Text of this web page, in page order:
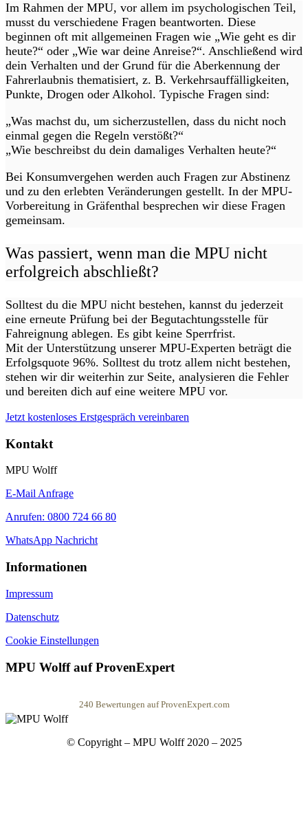
Im Rahmen der MPU, vor allem im psychologischen Teil,
musst du verschiedene Fragen beantworten. Diese
beginnen oft mit allgemeinen Fragen wie „Wie geht es dir
heute?“ oder „Wie war deine Anreise?“. Anschließend wird
dein Verhalten und der Grund für die Aberkennung der
Fahrerlaubnis thematisiert, z. B. Verkehrsauffälligkeiten,
Punkte, Drogen oder Alkohol. Typische Fragen sind:
„Was machst du, um sicherzustellen, dass du nicht noch
einmal gegen die Regeln verstößt?“
„Wie beschreibst du dein damaliges Verhalten heute?“
Bei Konsumvergehen werden auch Fragen zur Abstinenz
und zu den erlebten Veränderungen gestellt. In der MPU-
Vorbereitung in Gräfenthal besprechen wir diese Fragen
gemeinsam.
Was passiert, wenn man die MPU nicht
erfolgreich abschließt?
Solltest du die MPU nicht bestehen, kannst du jederzeit
eine erneute Prüfung bei der Begutachtungsstelle für
Fahreignung ablegen. Es gibt keine Sperrfrist.
Mit der Unterstützung unserer MPU-Experten beträgt die
Erfolgsquote 96%. Solltest du trotz allem nicht bestehen,
stehen wir dir weiterhin zur Seite, analysieren die Fehler
und bereiten dich auf eine weitere MPU vor.
Jetzt kostenloses Erstgespräch vereinbaren
Kontakt
MPU Wolff
E-Mail Anfrage
Anrufen: 0800 724 66 80
WhatsApp Nachricht
Informationen
Impressum
Datenschutz
Cookie Einstellungen
MPU Wolff auf ProvenExpert
MPU Wolff
240 Bewertungen auf ProvenExpert.com
© Copyright – MPU Wolff 2020 – 2025